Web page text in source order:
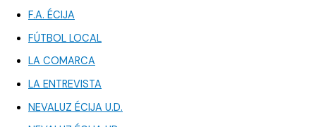
F.A. ÉCIJA
FÚTBOL LOCAL
LA COMARCA
LA ENTREVISTA
NEVALUZ ÉCIJA U.D.